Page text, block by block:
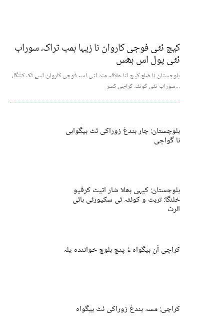
کیچ ئٹی فوجی کاروان نا زیہا بمب تراک، سوراب
ئٹی پول اس بھس
بلوچستان نا ضلع کیچ ئنا علاقہ مند ئٹی اسہ فوجی کاروان ئسے ٹک کننگا،
سوراب ئٹی کوئٹہ کراچی کسر...
بلوچستان: چار بندغ زوراکی ئٹ بیگواہی
نا گواچی
بلوچستان: کیہی بھلا شار اتیٹ کرفیو
خلنگا: تربت و کوئٹہ ٹی سکیورٹی ہائی
الرٹ
کراچی آن بیگواہ ءُ پنچ بلوچ خوانندہ یلہ
کراچی: مسہ بندغ زوراکی ئٹ بیگواہ